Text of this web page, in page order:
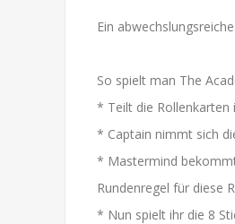
Ein
So spielt man The
* Teilt die Rollenkarten
* Captain nimmt sich
* Mastermind
Rundenregel für diese
* Nun spielt ihr die 8